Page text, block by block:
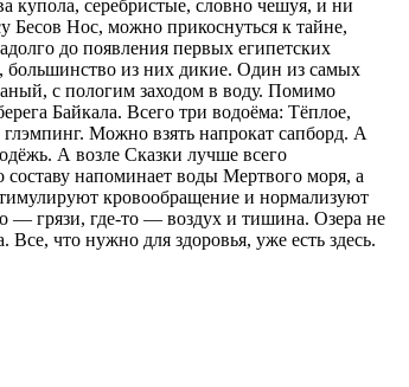
купола, серебристые, словно чешуя, и ни
Бесов Нос, можно прикоснуться к тайне,
до появления первых египетских
из них дикие. Один из самых
с пологим заходом в воду. Помимо
Байкала. Всего три водоёма: Тёплое,
Можно взять напрокат сапборд. А
А возле Сказки лучше всего
напоминает воды Мертвого моря, а
кровообращение и нормализуют
— грязи, где-то — воздух и тишина. Озера не
Все, что нужно для здоровья, уже есть здесь.